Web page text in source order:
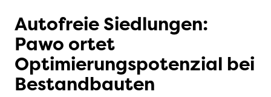
Autofreie Siedlungen:
Pawo ortet
Optimierungspotenzial bei
Bestandbauten